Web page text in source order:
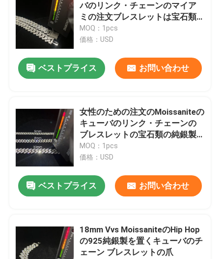
バのリンク・チェーンのマイア
ミの注文ブレスレットは宝石類
から凍った
MOQ：1pcs
価格：USD
ベストプライス お問い合わせ
女性のための注文のMoissaniteの
キューバのリンク・チェーンの
ブレスレットの宝石類の純銀製
のHip Hop
MOQ：1pcs
価格：USD
ベストプライス お問い合わせ
18mm Vvs MoissaniteのHip Hop
の925純銀製を置くキューバのチ
ェーン ブレスレットの爪